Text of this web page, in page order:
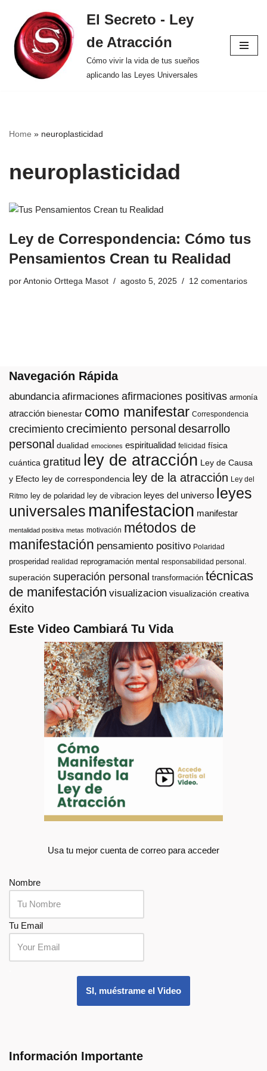
Saltar
al
contenido
El Secreto - Ley
de Atracción
Cómo vivir la vida de tus sueños
aplicando las Leyes Universales
Home » neuroplasticidad
neuroplasticidad
Ley de Correspondencia: Cómo tus
Pensamientos Crean tu Realidad
por Antonio Orttega Masot agosto 5, 2025 12 comentarios
Navegación Rápida
abundancia afirmaciones afirmaciones positivas armonía
atracción bienestar como manifestar Correspondencia
crecimiento crecimiento personal desarrollo
personal dualidad emociones espiritualidad felicidad física
cuántica gratitud ley de atracción Ley de Causa
y Efecto ley de correspondencia ley de la atracción Ley del
Ritmo ley de polaridad ley de vibracion leyes del universo
leyes
universales manifestacion manifestar
mentalidad positiva metas motivación métodos de
manifestación pensamiento positivo Polaridad
prosperidad realidad reprogramación mental responsabilidad personal.
superación superación personal transformación técnicas
de manifestación visualizacion visualización creativa
éxito
Este Video Cambiará Tu Vida
Usa tu mejor cuenta de correo para acceder
Nombre
Tu Email
SI, muéstrame el Video
Información Importante